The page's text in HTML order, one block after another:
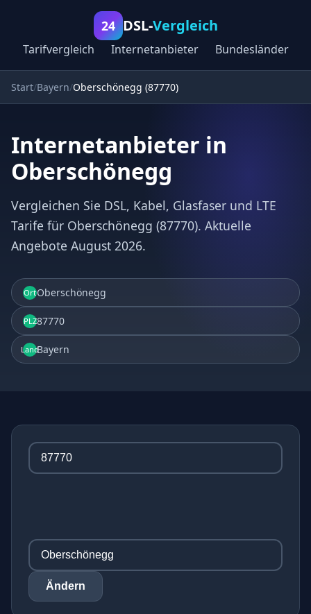
24 DSL-Vergleich
Tarifvergleich Internetanbieter Bundesländer
Start Bayern Oberschönegg (87770)
Internetanbieter in
Oberschönegg
Vergleichen Sie DSL, Kabel, Glasfaser und LTE
Tarife für Oberschönegg (87770). Aktuelle
Angebote August 2026.
OrtOberschönegg
PLZ87770
LandBayern
Ändern